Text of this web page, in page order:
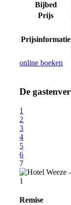
Bijbed
Prijs
Prijsinformatie
online boeken
De
1
2
3
4
5
6
7
1
Remise